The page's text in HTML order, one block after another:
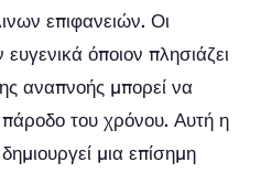
επιφανειών. Οι
όποιον πλησιάζει
αναπνοής μπορεί να
του χρόνου. Αυτή η
μια επίσημη